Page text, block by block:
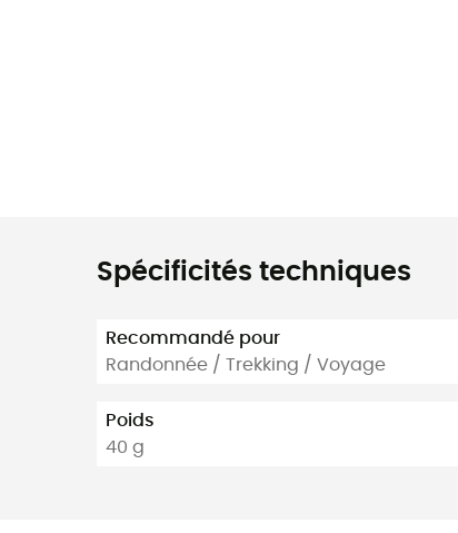
Spécificités techniques
Recommandé pour
Randonnée / Trekking / Voyage
Poids
40 g